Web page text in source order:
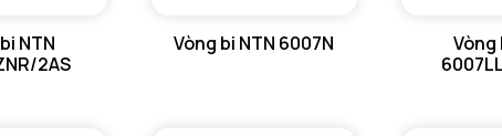
C0 - Tải
NTN
2AS
Vòng bi NTN 6007N
Vòng